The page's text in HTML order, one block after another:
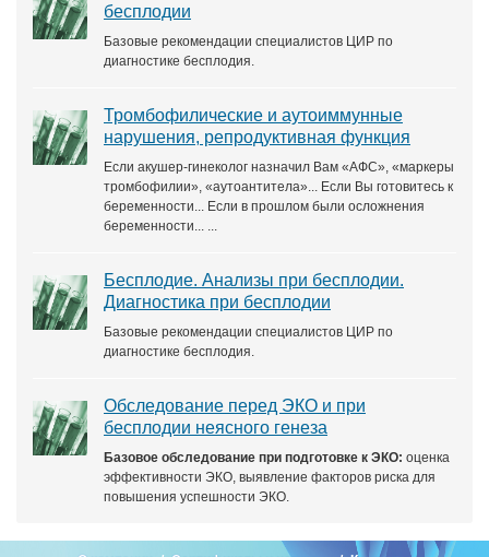
бесплодии
Базовые рекомендации специалистов ЦИР по
диагностике бесплодия.
Тромбофилические и аутоиммунные
нарушения, репродуктивная функция
Если акушер-гинеколог назначил Вам «АФС», «маркеры
тромбофилии», «аутоантитела»... Если Вы готовитесь к
беременности... Если в прошлом были осложнения
беременности... ...
Бесплодие. Анализы при бесплодии.
Диагностика при бесплодии
Базовые рекомендации специалистов ЦИР по
диагностике бесплодия.
Обследование перед ЭКО и при
бесплодии неясного генеза
Базовое обследование при подготовке к ЭКО: оценка
эффективности ЭКО, выявление факторов риска для
повышения успешности ЭКО.